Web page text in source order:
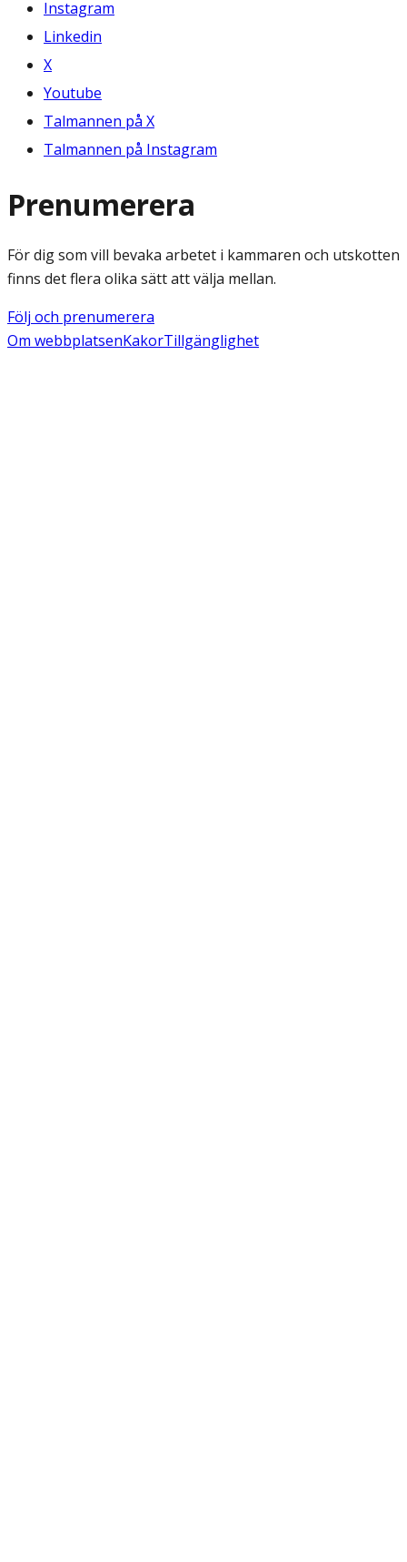
Instagram
Linkedin
X
Youtube
Talmannen på X
Talmannen på Instagram
Prenumerera
För dig som vill bevaka arbetet i kammaren och utskotten
finns det flera olika sätt att välja mellan.
Följ och prenumerera
Om webbplatsenKakorTillgänglighet